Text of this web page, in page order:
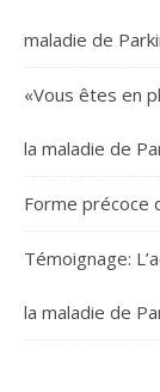
maladie de
«Vous êtes en
la maladie de
Forme précoce
Témoignage:
la maladie de